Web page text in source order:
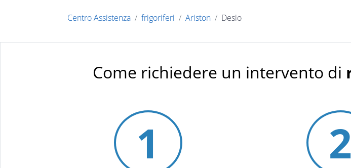
Centro Assistenza frigoriferi Ariston Desio
Come richiedere un intervento di
1 2